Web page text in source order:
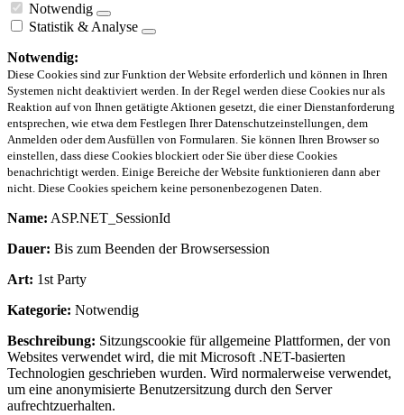
Notwendig
Statistik & Analyse
Notwendig:
Diese Cookies sind zur Funktion der Website erforderlich und können in Ihren
Systemen nicht deaktiviert werden. In der Regel werden diese Cookies nur als
Reaktion auf von Ihnen getätigte Aktionen gesetzt, die einer Dienstanforderung
entsprechen, wie etwa dem Festlegen Ihrer Datenschutzeinstellungen, dem
Anmelden oder dem Ausfüllen von Formularen. Sie können Ihren Browser so
einstellen, dass diese Cookies blockiert oder Sie über diese Cookies
benachrichtigt werden. Einige Bereiche der Website funktionieren dann aber
nicht. Diese Cookies speichern keine personenbezogenen Daten.
Name: ASP.NET_SessionId
Dauer: Bis zum Beenden der Browsersession
Art: 1st Party
Kategorie: Notwendig
Beschreibung: Sitzungscookie für allgemeine Plattformen, der von
Websites verwendet wird, die mit Microsoft .NET-basierten
Technologien geschrieben wurden. Wird normalerweise verwendet,
um eine anonymisierte Benutzersitzung durch den Server
aufrechtzuerhalten.